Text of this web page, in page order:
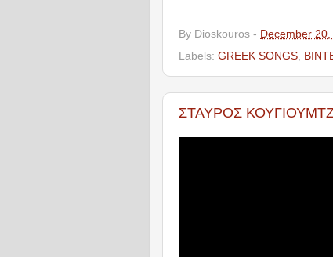
By Dioskouros - December
Labels: GREEK SONGS
ΣΤΑΥΡΟΣ